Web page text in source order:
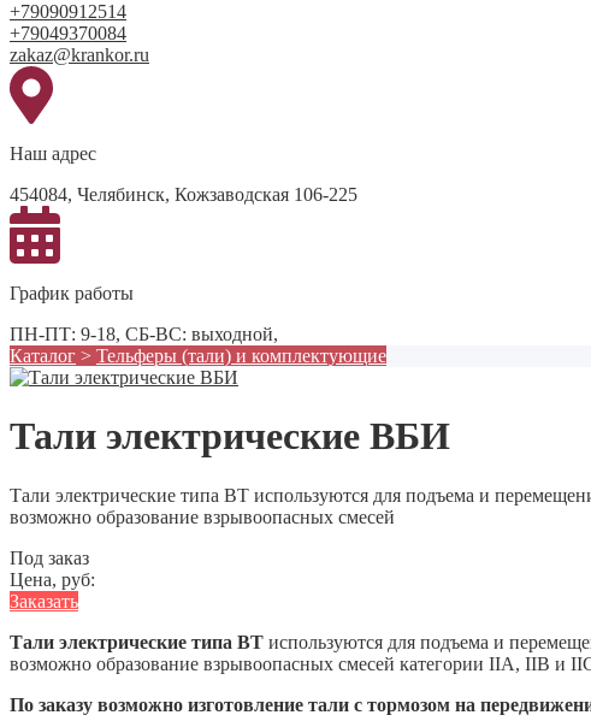
+79090912514
+79049370084
zakaz@krankor.ru
Наш адрес
454084, Челябинск, Кожзаводская 106-225
График работы
ПН-ПТ: 9-18, СБ-ВС: выходной,
Каталог > Тельферы (тали) и комплектующие
Тали электрические ВБИ
Тали электрические типа ВТ используются для подъема и
возможно образование взрывоопасных смесей
Под заказ
Цена, руб:
Заказать
Тали электрические типа ВТ используются для подъема и
возможно образование взрывоопасных смесей категории IIA, IIB
По заказу возможно изготовление тали с тормозом на